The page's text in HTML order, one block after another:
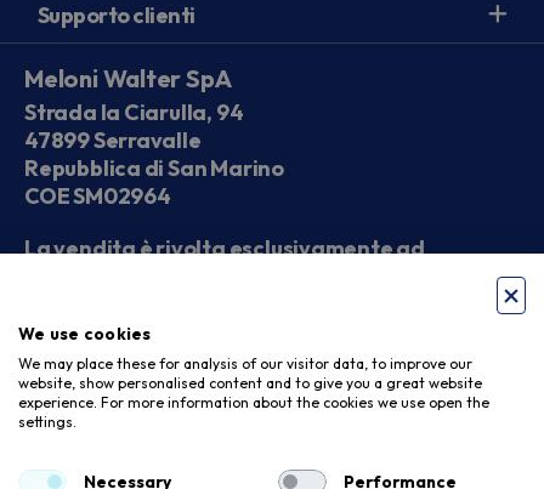
Supporto clienti
Meloni Walter SpA
Strada la Ciarulla, 94
47899 Serravalle
Repubblica di San Marino
COE SM02964
La vendita è rivolta esclusivamente ad
Accettiamo
Seguici sui social
We use cookies
We may place these for analysis of our visitor data, to improve our
website, show personalised content and to give you a great website
experience. For more information about the cookies we use open the
settings.
Necessary Performance